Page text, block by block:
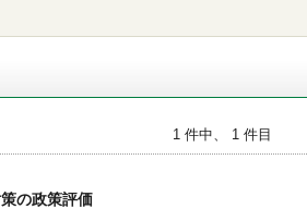
1 件中、 1 件目
の政策評価